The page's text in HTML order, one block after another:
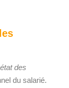
état des
du salarié.